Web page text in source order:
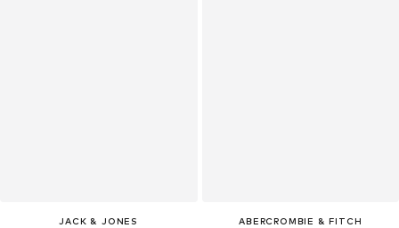
JACK & JONES ABERCROMBIE & FITCH